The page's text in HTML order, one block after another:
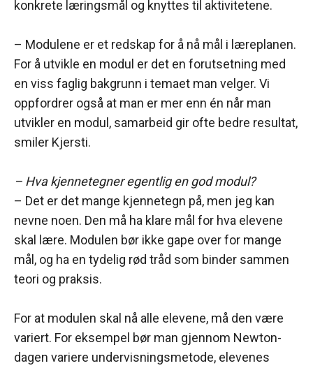
konkrete læringsmål og knyttes til aktivitetene.
– Modulene er et redskap for å nå mål i læreplanen.
For å utvikle en modul er det en forutsetning med
en viss faglig bakgrunn i temaet man velger. Vi
oppfordrer også at man er mer enn én når man
utvikler en modul, samarbeid gir ofte bedre resultat,
smiler Kjersti.
– Hva kjennetegner egentlig en god modul?
– Det er det mange kjennetegn på, men jeg kan
nevne noen. Den må ha klare mål for hva elevene
skal lære. Modulen bør ikke gape over for mange
mål, og ha en tydelig rød tråd som binder sammen
teori og praksis.
For at modulen skal nå alle elevene, må den være
variert. For eksempel bør man gjennom Newton-
dagen variere undervisningsmetode, elevenes